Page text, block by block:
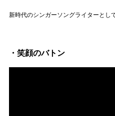
新時代のシンガーソングライターとし
・笑顔のバトン